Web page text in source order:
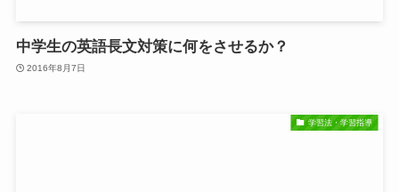
中学生の英語長文対策に何をさせるか？
2016年8月7日
学習法・学習指導